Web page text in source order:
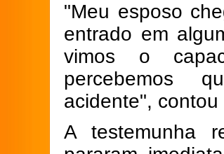
"Meu esposo
entrado em
vimos o
percebemos
acidente",
A testemunha